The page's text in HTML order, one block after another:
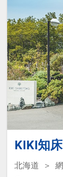
KIKI知
北海道